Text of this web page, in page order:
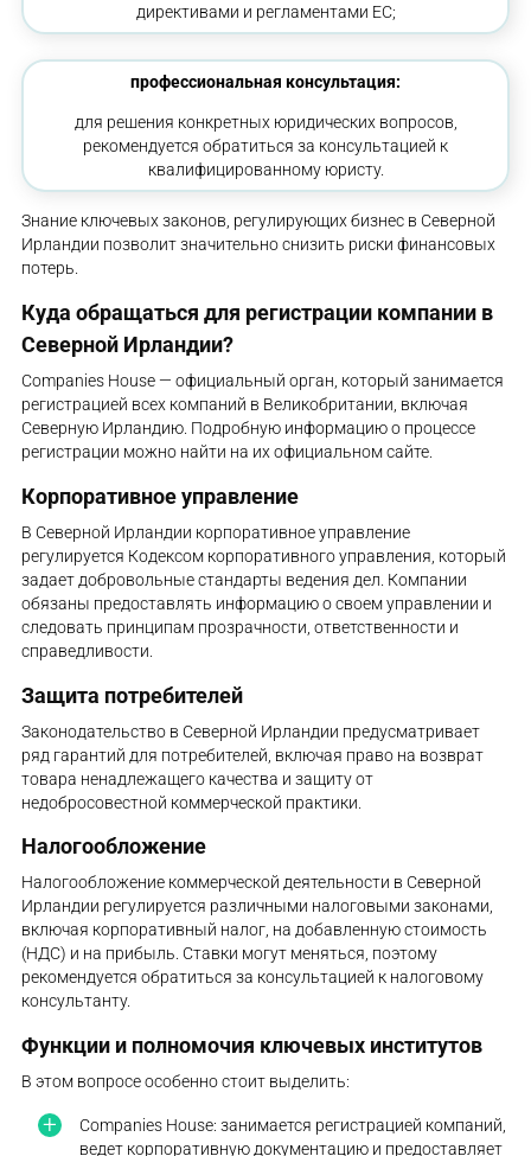
директивами и регламентами ЕС;
профессиональная консультация:
для решения конкретных юридических вопросов,
рекомендуется обратиться за консультацией к
квалифицированному юристу.
Знание ключевых законов, регулирующих бизнес в Северной
Ирландии позволит значительно снизить риски финансовых
потерь.
Куда обращаться для регистрации компании в
Северной Ирландии?
Companies House — официальный орган, который занимается
регистрацией всех компаний в Великобритании, включая
Северную Ирландию. Подробную информацию о процессе
регистрации можно найти на их официальном сайте.
Корпоративное управление
В Северной Ирландии корпоративное управление
регулируется Кодексом корпоративного управления, который
задает добровольные стандарты ведения дел. Компании
обязаны предоставлять информацию о своем управлении и
следовать принципам прозрачности, ответственности и
справедливости.
Защита потребителей
Законодательство в Северной Ирландии предусматривает
ряд гарантий для потребителей, включая право на возврат
товара ненадлежащего качества и защиту от
недобросовестной коммерческой практики.
Налогообложение
Налогообложение коммерческой деятельности в Северной
Ирландии регулируется различными налоговыми законами,
включая корпоративный налог, на добавленную стоимость
(НДС) и на прибыль. Ставки могут меняться, поэтому
рекомендуется обратиться за консультацией к налоговому
консультанту.
Функции и полномочия ключевых институтов
В этом вопросе особенно стоит выделить:
Companies House: занимается регистрацией компаний,
ведет корпоративную документацию и предоставляет